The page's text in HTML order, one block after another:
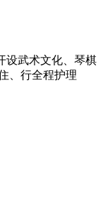
设武术文化、琴棋
、行全程护理